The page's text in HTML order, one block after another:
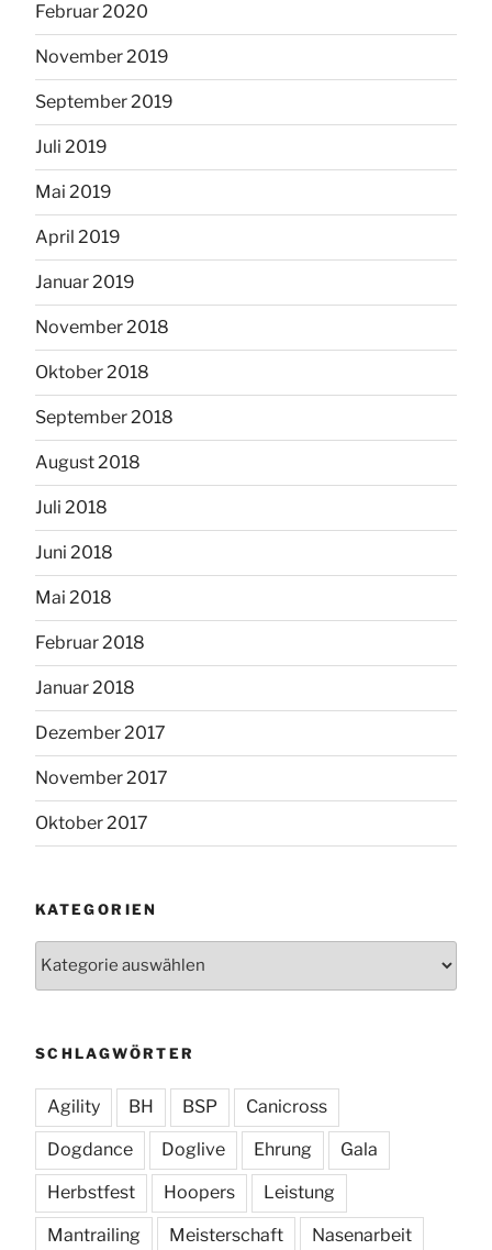
Februar 2020
November 2019
September 2019
Juli 2019
Mai 2019
April 2019
Januar 2019
November 2018
Oktober 2018
September 2018
August 2018
Juli 2018
Juni 2018
Mai 2018
Februar 2018
Januar 2018
Dezember 2017
November 2017
Oktober 2017
KATEGORIEN
SCHLAGWÖRTER
Agility BH BSP Canicross
Dogdance Doglive Ehrung Gala
Herbstfest Hoopers Leistung
Mantrailing Meisterschaft Nasenarbeit